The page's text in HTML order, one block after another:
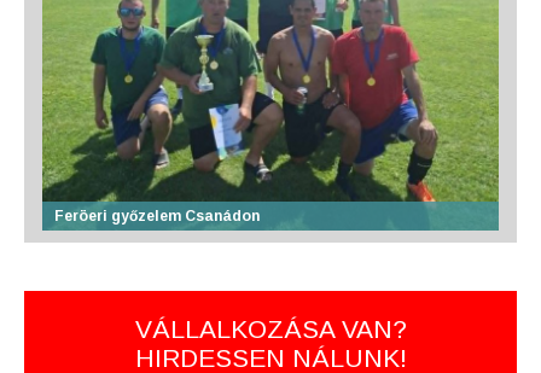
Feröeri győzelem Csanádon
VÁLLALKOZÁSA VAN?
HIRDESSEN NÁLUNK!